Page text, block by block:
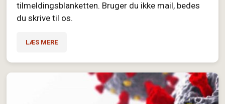
tilmeldingsblanketten. Bruger du ikke mail, bedes
du skrive til os.
LÆS MERE